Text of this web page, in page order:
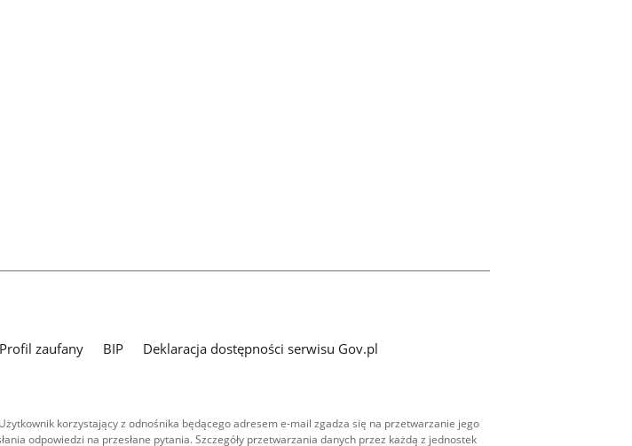
Profil zaufany BIP
Deklaracja dostępności serwisu Gov.pl
korzystający z odnośnika będącego adresem e-mail zgadza się na przetwarzanie jego
odpowiedzi na przesłane pytania. Szczegóły przetwarzania danych przez każdą z jednostek